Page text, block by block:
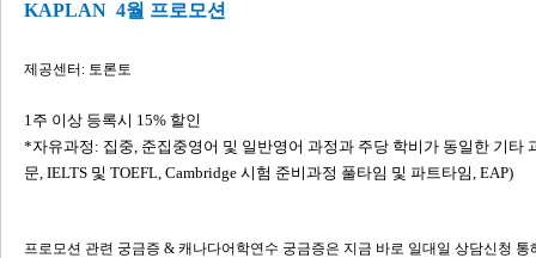
KAPLAN 4월 프로모션
제공센터: 토론토
1주 이상 등록시 15% 할인
*자유과정: 집중, 준집중영어 및 일반영어 과정과 주당 학비가 동일한 기타
문, IELTS 및 TOEFL, Cambridge 시험 준비과정 풀타임 및 파트타임, EAP)
프로모션 관련 궁금증 & 캐나다어학연수 궁금증은 지금 바로 일대일 상담신청